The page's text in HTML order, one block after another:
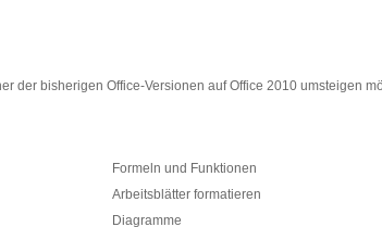
der bisherigen Office-Versionen auf Office 2010 umsteigen
Formeln und Funktionen
Arbeitsblätter formatieren
Diagramme